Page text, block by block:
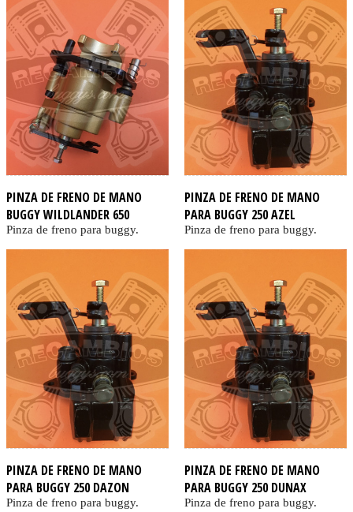
PINZA DE FRENO DE MANO
BUGGY WILDLANDER 650
Pinza de freno para buggy.
PINZA DE FRENO DE MANO
PARA BUGGY 250 AZEL
Pinza de freno para buggy.
PINZA DE FRENO DE MANO
PARA BUGGY 250 DAZON
Pinza de freno para buggy.
PINZA DE FRENO DE MANO
PARA BUGGY 250 DUNAX
Pinza de freno para buggy.